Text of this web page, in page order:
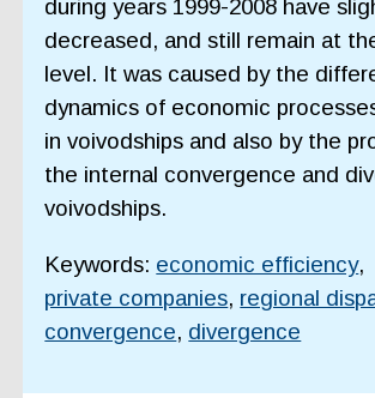
during years 1999-2008 have
decreased, and still remain at
level. It was caused by the
dynamics of economic
in voivodships and also by the
the internal convergence and
voivodships.
Keywords: economic efficiency,
private companies, regional
convergence, divergence